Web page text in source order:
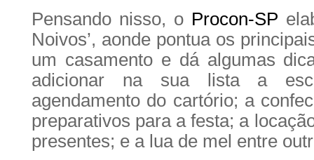
Pensando nisso, o Procon-SP
Noivos’, aonde pontua os
um casamento e dá algumas
adicionar na sua lista a
agendamento do cartório; a
preparativos para a festa; a
presentes; e a lua de mel entre